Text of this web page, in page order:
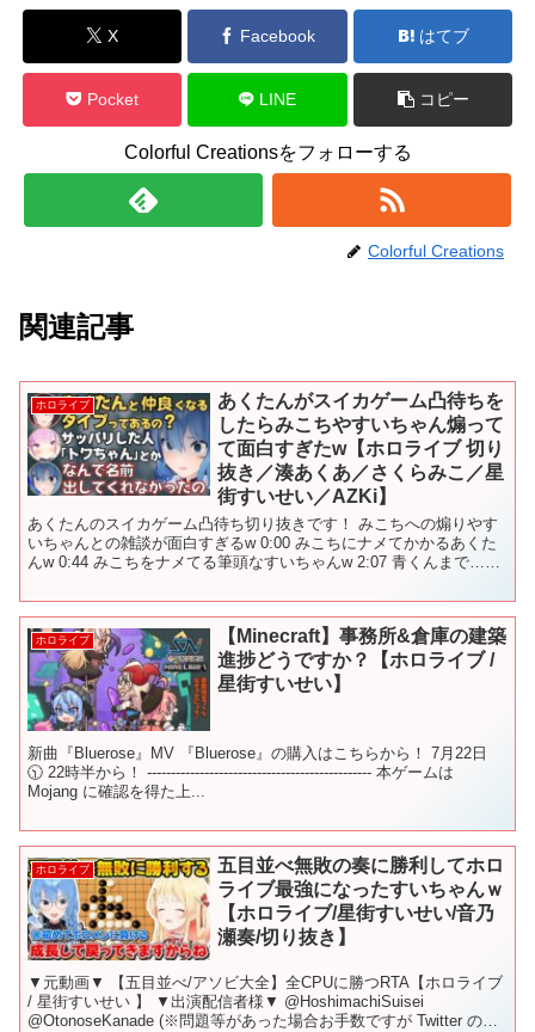
X Facebook はてブ
Pocket LINE コピー
Colorful Creationsをフォローする
Colorful Creations
関連記事
ホロライブ
あくたんがスイカゲーム凸待ちを
したらみこちやすいちゃん煽って
て面白すぎたw【ホロライブ 切り
抜き／湊あくあ／さくらみこ／星
街すいせい／AZKi】
あくたんのスイカゲーム凸待ち切り抜きです！ みこちへの煽りやす
いちゃんとの雑談が面白すぎるw 0:00 みこちにナメてかかるあくた
んw 0:44 みこちをナメてる筆頭なすいちゃんw 2:07 青くんまで…
ホロライブ
【Minecraft】事務所&倉庫の建築
進捗どうですか？【ホロライブ /
星街すいせい】
新曲『Bluerose』MV 『Bluerose』の購入はこちらから！ 7月22日
🕥 22時半から！ ----------------------------------------------- 本ゲームは
Mojang に確認を得た上...
ホロライブ
五目並べ無敗の奏に勝利してホロ
ライブ最強になったすいちゃんｗ
【ホロライブ/星街すいせい/音乃
瀬奏/切り抜き】
▼元動画▼ 【五目並べ/アソビ大全】全CPUに勝つRTA【ホロライブ
/ 星街すいせい 】 ▼出演配信者様▼ @HoshimachiSuisei
@OtonoseKanade (※問題等があった場合お手数ですが Twitter の